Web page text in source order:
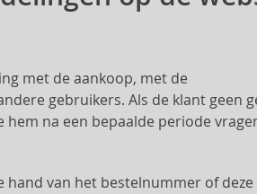
met de aankoop, met de
gebruikers. Als de klant geen
na een bepaalde periode
van het bestelnummer of deze